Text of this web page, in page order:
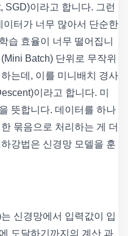
SGD)이라고 합니다. 그런
터가 너무 많아서 단순한
습 효율이 너무 떨어집니
Batch) 단위로 무작위
는데, 이를 미니배치 경사
이라고 합니다. 미
뜻합니다. 데이터를 하나
묶음으로 처리하는 게 더
강법은 신경망 모델을 훈
신경망에서 입력값이 입
도달하기까지의 계산 과